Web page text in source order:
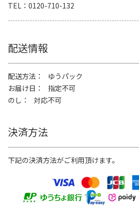
TEL
0120-710-132
配送情報
配送方法
ゆうパック
お届け日
指定不可
のし
対応不可
決済方法
下記の決済方法がご利用頂けます。